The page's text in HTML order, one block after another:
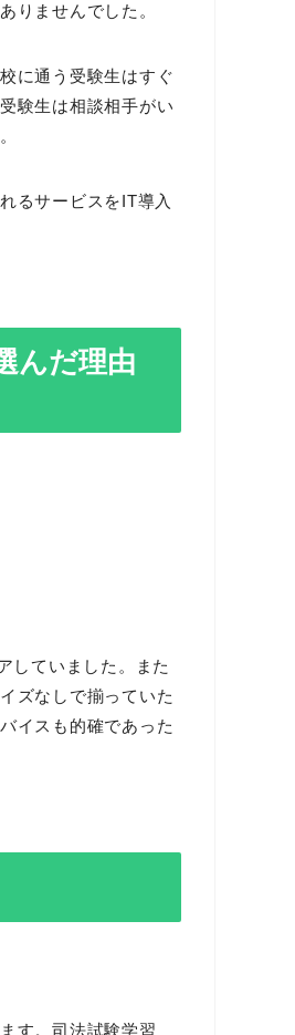
りませんでした。
に通う受験生はすぐ
験生は相談相手がい
るサービスをIT導入
んだ理由
していました。また
ズなしで揃っていた
イスも的確であった
す。司法試験学習